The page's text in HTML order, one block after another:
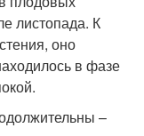
листопада. К
оно
в фазе
–